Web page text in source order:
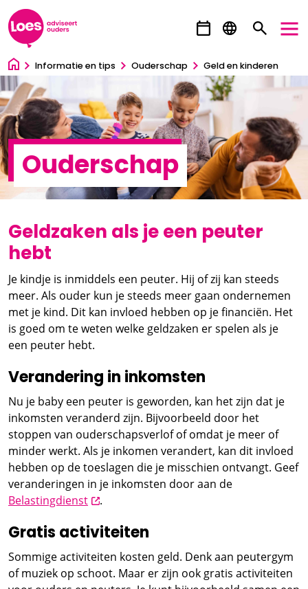
Ga direct naar inhoud
Informatie en tips Ouderschap Geld en kinderen
Ouderschap
Geldzaken als je een peuter
hebt
Je kindje is inmiddels een peuter. Hij of zij kan steeds
meer. Als ouder kun je steeds meer gaan ondernemen
met je kind. Dit kan invloed hebben op je financiën. Het
is goed om te weten welke geldzaken er spelen als je
een peuter hebt.
Verandering in inkomsten
Nu je baby een peuter is geworden, kan het zijn dat je
inkomsten veranderd zijn. Bijvoorbeeld door het
stoppen van ouderschapsverlof of omdat je meer of
minder werkt. Als je inkomen verandert, kan dit invloed
hebben op de toeslagen die je misschien ontvangt. Geef
veranderingen in je inkomsten door aan de
Belastingdienstopent nieuw scherm
.
Gratis activiteiten
Sommige activiteiten kosten geld. Denk aan peutergym
of muziek op schoot. Maar er zijn ook gratis activiteiten